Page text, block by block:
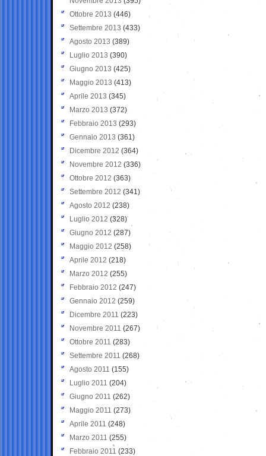
Ottobre 2013 (446)
Settembre 2013 (433)
Agosto 2013 (389)
Luglio 2013 (390)
Giugno 2013 (425)
Maggio 2013 (413)
Aprile 2013 (345)
Marzo 2013 (372)
Febbraio 2013 (293)
Gennaio 2013 (361)
Dicembre 2012 (364)
Novembre 2012 (336)
Ottobre 2012 (363)
Settembre 2012 (341)
Agosto 2012 (238)
Luglio 2012 (328)
Giugno 2012 (287)
Maggio 2012 (258)
Aprile 2012 (218)
Marzo 2012 (255)
Febbraio 2012 (247)
Gennaio 2012 (259)
Dicembre 2011 (223)
Novembre 2011 (267)
Ottobre 2011 (283)
Settembre 2011 (268)
Agosto 2011 (155)
Luglio 2011 (204)
Giugno 2011 (262)
Maggio 2011 (273)
Aprile 2011 (248)
Marzo 2011 (255)
Febbraio 2011 (233)